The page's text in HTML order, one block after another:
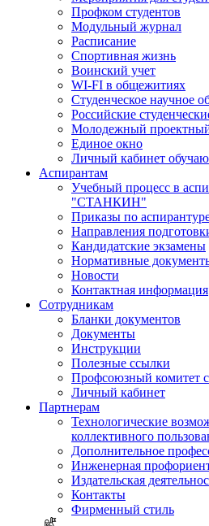
Профком студентов
Модульный журнал
Расписание
Спортивная жизнь
Воинский учет
WI-FI в общежитиях
Студенческое научное
Российские
Молодежный
Единое окно
Личный кабинет
Аспирантам
Учебный процесс в
"СТАНКИН"
Приказы по
Направления
Кандидатские экзамены
Нормативные
Новости
Контактная информация
Сотрудникам
Бланки документов
Документы
Инструкции
Полезные ссылки
Профсоюзный комитет
Личный кабинет
Партнерам
Технологические
коллективного
Дополнительное
Инженерная
Издательская
Контакты
Фирменный стиль